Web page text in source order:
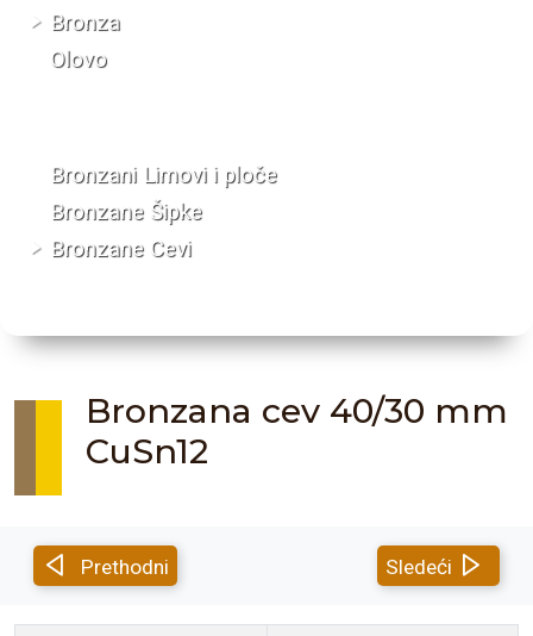
Bronza
Olovo
Bronzani Limovi i ploče
Bronzane Šipke
Bronzane Cevi
Bronzana cev 40/30 mm
CuSn12
Prethodni Sledeći